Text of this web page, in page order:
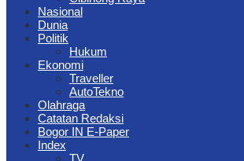
Nasional
Dunia
Politik
Hukum
Ekonomi
Traveller
AutoTekno
Olahraga
Catatan Redaksi
Bogor IN E-Paper
Index